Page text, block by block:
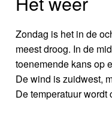
Zondag is het in de
meest droog. In de
toenemende kans op
De wind is zuidwest,
De temperatuur wordt